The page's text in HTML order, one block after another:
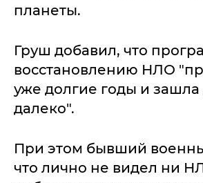
планеты.
Груш добавил, что
восстановлению НЛО
уже долгие годы и
далеко".
При этом бывший
что лично не видел ни